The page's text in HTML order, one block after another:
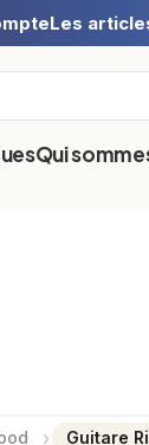
Les
Qui
Guitare